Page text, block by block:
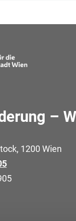
–
1200 Wien